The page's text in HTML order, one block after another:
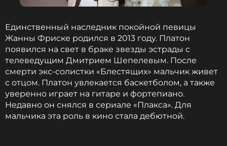
Единственный наследник покойной певицы
Жанны Фриске родился в 2013 году. Платон
появился на свет в браке звезды эстрады с
телеведущим Дмитрием Шепелевым. После
смерти экс-солистки «Блестящих» мальчик живет
с отцом. Платон увлекается баскетболом, а также
уверенно играет на гитаре и фортепиано.
Недавно он снялся в сериале «Плакса». Для
мальчика эта роль в кино стала дебютной.